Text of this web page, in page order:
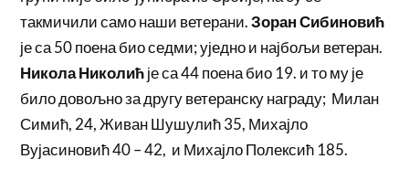
такмичили само наши ветерани.Зоран Сибиновић
је са 50 поена био седми; уједно и најбољи ветеран.
Никола Николићје са 44 поена био 19. и то му је
било довољно за другу ветеранску награду; Милан
Симић, 24, Живан Шушулић 35, Михајло
Вујасиновић 40 – 42, и Михајло Полексић 185.